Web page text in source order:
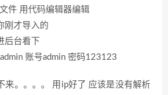
件 用代码编辑器编辑
刚才导入的
后台看下
账号admin 密码123123
来。。。。 用ip好了 应该是没有解析